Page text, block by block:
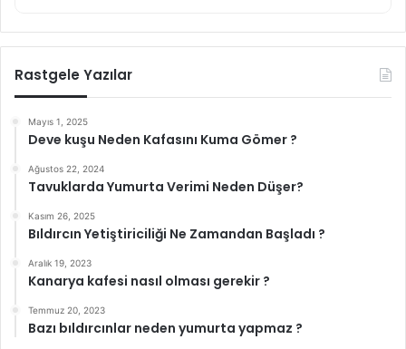
Rastgele Yazılar
Mayıs 1, 2025
Deve kuşu Neden Kafasını Kuma Gömer ?
Ağustos 22, 2024
Tavuklarda Yumurta Verimi Neden Düşer?
Kasım 26, 2025
Bıldırcın Yetiştiriciliği Ne Zamandan Başladı ?
Aralık 19, 2023
Kanarya kafesi nasıl olması gerekir ?
Temmuz 20, 2023
Bazı bıldırcınlar neden yumurta yapmaz ?